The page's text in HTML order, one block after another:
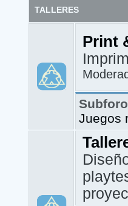
TALLERES
Print
Juegos